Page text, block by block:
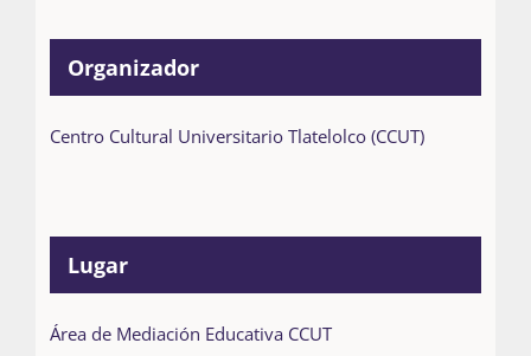
Organizador
Centro Cultural Universitario Tlatelolco (CCUT)
Lugar
Área de Mediación Educativa CCUT